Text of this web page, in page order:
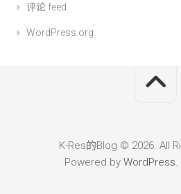
评论 feed
WordPress.org
K-Res的Blog © 2026. All
Powered by WordPress.